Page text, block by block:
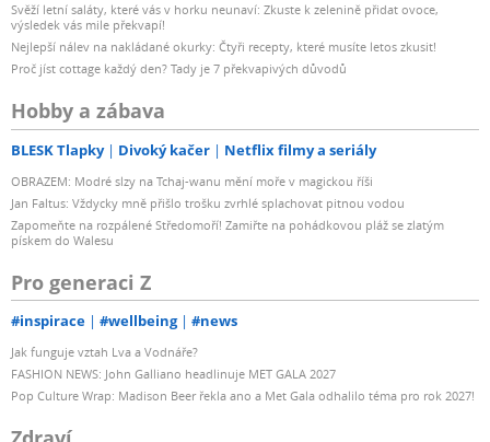
Svěží letní saláty, které vás v horku neunaví: Zkuste k zelenině přidat ovoce,
výsledek vás mile překvapí!
Nejlepší nálev na nakládané okurky: Čtyři recepty, které musíte letos zkusit!
Proč jíst cottage každý den? Tady je 7 překvapivých důvodů
Hobby a zábava
BLESK Tlapky Divoký kačer Netflix filmy a seriály
OBRAZEM: Modré slzy na Tchaj-wanu mění moře v magickou říši
Jan Faltus: Vždycky mně přišlo trošku zvrhlé splachovat pitnou vodou
Zapomeňte na rozpálené Středomoří! Zamiřte na pohádkovou pláž se zlatým
pískem do Walesu
Pro generaci Z
#inspirace #wellbeing #news
Jak funguje vztah Lva a Vodnáře?
FASHION NEWS: John Galliano headlinuje MET GALA 2027
Pop Culture Wrap: Madison Beer řekla ano a Met Gala odhalilo téma pro rok 2027!